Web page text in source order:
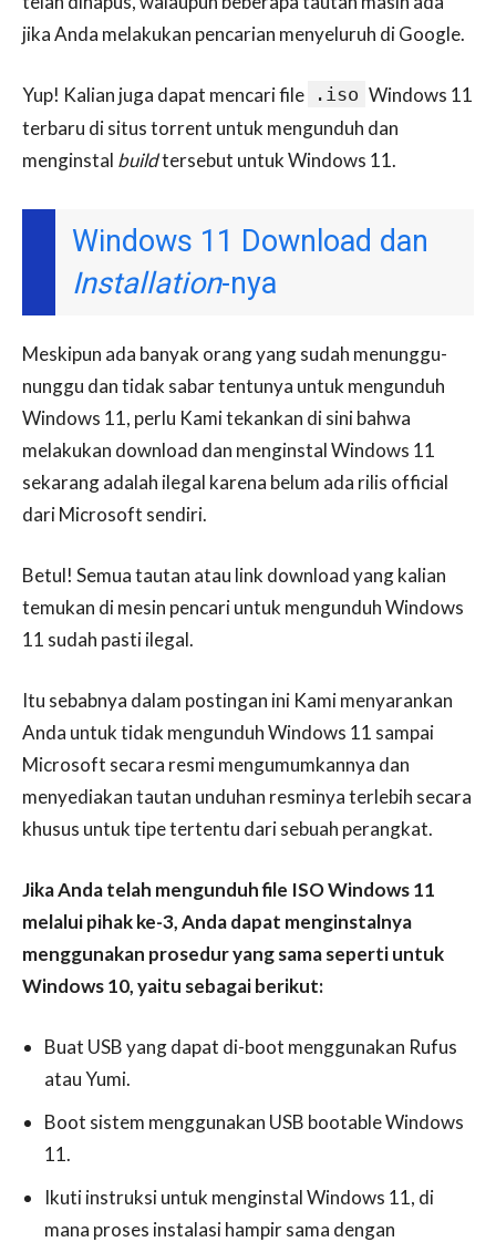
jika Anda melakukan pencarian menyeluruh di Google.
Yup! Kalian juga dapat mencari file .iso Windows 11
terbaru di situs torrent untuk mengunduh dan
menginstal buildtersebut untuk Windows 11.
Windows 11 Download dan
Installation-nya
Meskipun ada banyak orang yang sudah menunggu-
nunggu dan tidak sabar tentunya untuk mengunduh
Windows 11, perlu Kami tekankan di sini bahwa
melakukan download dan menginstal Windows 11
sekarang adalah ilegal karena belum ada rilis official
dari Microsoft sendiri.
Betul! Semua tautan atau link download yang kalian
temukan di mesin pencari untuk mengunduh Windows
11 sudah pasti ilegal.
Itu sebabnya dalam postingan ini Kami menyarankan
Anda untuk tidak mengunduh Windows 11 sampai
Microsoft secara resmi mengumumkannya dan
menyediakan tautan unduhan resminya terlebih secara
khusus untuk tipe tertentu dari sebuah perangkat.
Jika Anda telah mengunduh file ISO Windows 11
melalui pihak ke-3, Anda dapat menginstalnya
menggunakan prosedur yang sama seperti untuk
Windows 10, yaitu sebagai berikut:
Buat USB yang dapat di-boot menggunakan Rufus
atau Yumi.
Boot sistem menggunakan USB bootable Windows
11.
Ikuti instruksi untuk menginstal Windows 11, di
mana proses instalasi hampir sama dengan